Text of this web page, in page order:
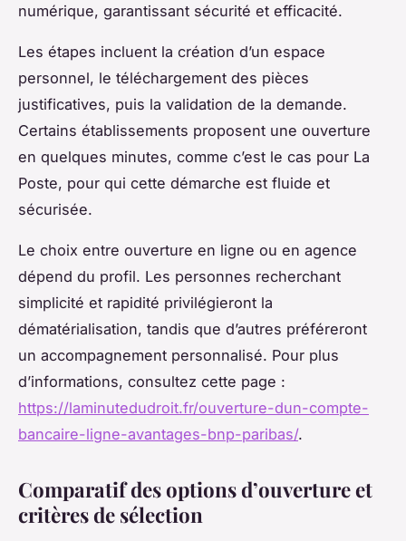
numérique, garantissant sécurité et efficacité.
Les étapes incluent la création d’un espace
personnel, le téléchargement des pièces
justificatives, puis la validation de la demande.
Certains établissements proposent une ouverture
en quelques minutes, comme c’est le cas pour La
Poste, pour qui cette démarche est fluide et
sécurisée.
Le choix entre ouverture en ligne ou en agence
dépend du profil. Les personnes recherchant
simplicité et rapidité privilégieront la
dématérialisation, tandis que d’autres préféreront
un accompagnement personnalisé. Pour plus
d’informations, consultez cette page :
https://laminutedudroit.fr/ouverture-dun-compte-
bancaire-ligne-avantages-bnp-paribas/.
Comparatif des options d’ouverture et
critères de sélection